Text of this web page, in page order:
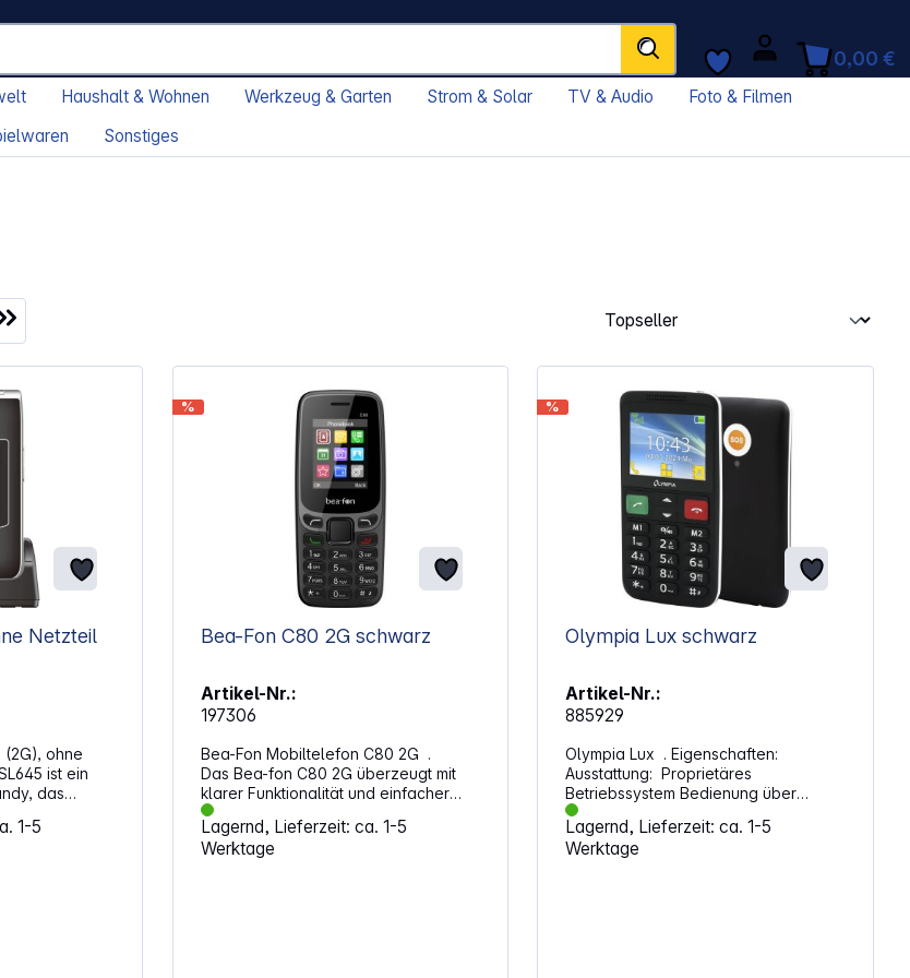
0,00 €
Haushalt & Wohnen Werkzeug & Garten Strom & Solar TV & Audio
Foto & Filmen
Sonstiges
Netzteil
(2G), ohne
ist ein
das
ist,
Bedienung,
Displays
1-5
%
Bea-Fon C80 2G schwarz
Artikel-Nr.:
197306
Bea-Fon Mobiltelefon C80 2G .
Das Bea-fon C80 2G überzeugt mit
klarer Funktionalität und einfacher
Bedienung. Sein klassisches,
kompaktes Design kombiniert mit
durchdachten Komfortfunktionen
Lagernd, Lieferzeit: ca. 1-5
Werktage
%
Olympia Lux schwarz
Artikel-Nr.:
885929
Olympia Lux . Eigenschaften:
Ausstattung: Proprietäres
Betriebssystem Bedienung über
Handy-Tastatur Dual-SIM (Nano-SIM)
Aufteilung Dual-SIM: 2x SIM +
Speicherkarte Rufnummernspeicher:
Lagernd, Lieferzeit: ca. 1-5
Werktage